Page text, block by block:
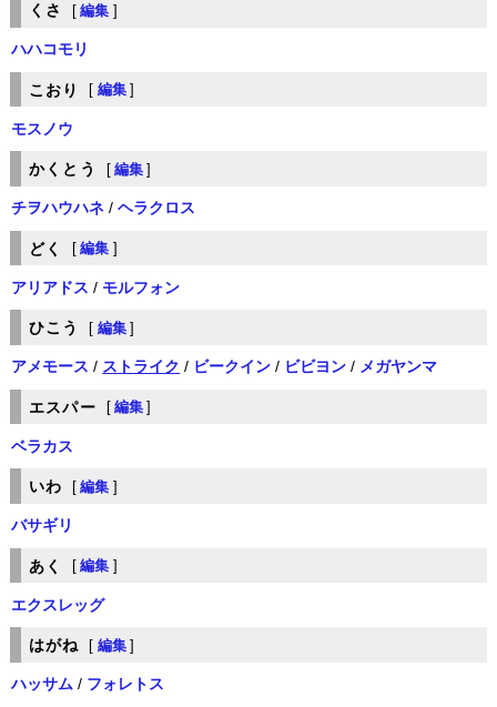
くさ [ 編集 ]
ハハコモリ
こおり [ 編集 ]
モスノウ
かくとう [ 編集 ]
チヲハウハネ /ヘラクロス
どく [ 編集 ]
アリアドス / モルフォン
ひこう [ 編集 ]
アメモース / ストライク / ビークイン / ビビヨン / メガヤンマ
エスパー [ 編集 ]
ベラカス
いわ [ 編集 ]
バサギリ
あく [ 編集 ]
エクスレッグ
はがね [ 編集 ]
ハッサム / フォレトス